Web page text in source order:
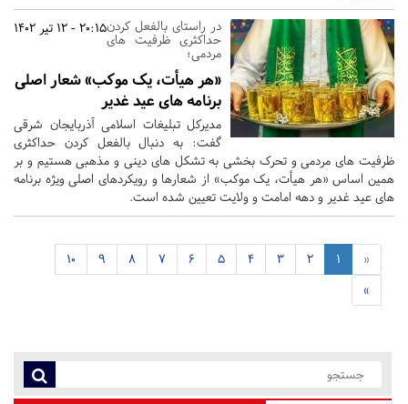
20:15 - 12 تیر 1402در راستای بالفعل کردن
حداکثری ظرفیت های
مردمی؛
«هر هیأت، یک موکب» شعار اصلی
برنامه های عید غدیر
مدیرکل تبلیغات اسلامی آذربایجان شرقی
گفت: به دنبال بالفعل کردن حداکثری
ظرفیت های مردمی و تحرک بخشی به تشکل های دینی و مذهبی هستیم و بر
همین اساس «هر هیأت، یک موکب» از شعارها و رویکردهای اصلی ویژه برنامه
های عید غدیر و دهه امامت و ولایت تعیین شده است.
«
1
2
3
4
5
6
7
8
9
10
»